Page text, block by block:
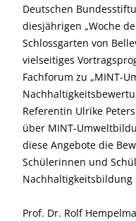
Deutschen
diesjährigen „Woche
Schlossgarten von
vielseitiges
Fachforum zu „MINT-
Referentin Ulrike
über MINT-
diese Angebote die
Schülerinnen und
Nachhaltigkeitsbildung
Prof. Dr. Rolf